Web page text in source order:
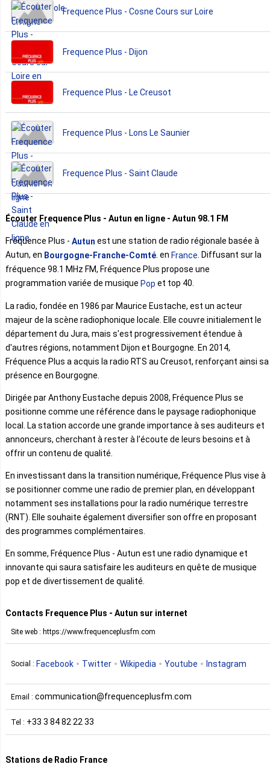
Frequence Plus - Cosne Cours sur Loire
Frequence Plus - Dijon
Frequence Plus - Le Creusot
Frequence Plus - Lons Le Saunier
Frequence Plus - Saint Claude
Écouter Frequence Plus - Autun en ligne - Autun 98.1 FM
Fréquence Plus - Autun est une station de radio régionale basée à
Autun, en Bourgogne-Franche-Comté. en France. Diffusant sur la
fréquence 98.1 MHz FM, Fréquence Plus propose une
programmation variée de musique Pop et top 40.
La radio, fondée en 1986 par Maurice Eustache, est un acteur
majeur de la scène radiophonique locale. Elle couvre initialement le
département du Jura, mais s'est progressivement étendue à
d'autres régions, notamment Dijon et Bourgogne. En 2014,
Fréquence Plus a acquis la radio RTS au Creusot, renforçant ainsi sa
présence en Bourgogne.
Dirigée par Anthony Eustache depuis 2008, Fréquence Plus se
positionne comme une référence dans le paysage radiophonique
local. La station accorde une grande importance à ses auditeurs et
annonceurs, cherchant à rester à l'écoute de leurs besoins et à
offrir un contenu de qualité.
En investissant dans la transition numérique, Fréquence Plus vise à
se positionner comme une radio de premier plan, en développant
notamment ses installations pour la radio numérique terrestre
(RNT). Elle souhaite également diversifier son offre en proposant
des programmes complémentaires.
En somme, Fréquence Plus - Autun est une radio dynamique et
innovante qui saura satisfaire les auditeurs en quête de musique
pop et de divertissement de qualité.
Contacts Frequence Plus - Autun sur internet
Site web : https://www.frequenceplusfm.com
Social : Facebook Twitter Wikipedia Youtube Instagram
Email : communication@frequenceplusfm.com
Tel : +33 3 84 82 22 33
Stations de Radio France